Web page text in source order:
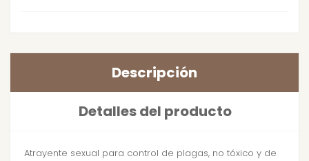
Descripción
Detalles del producto
Atrayente sexual para control de plagas, no tóxico y de